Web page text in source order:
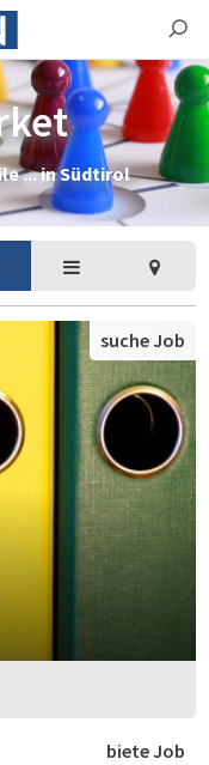
... in Südtirol
suche Job
biete Job